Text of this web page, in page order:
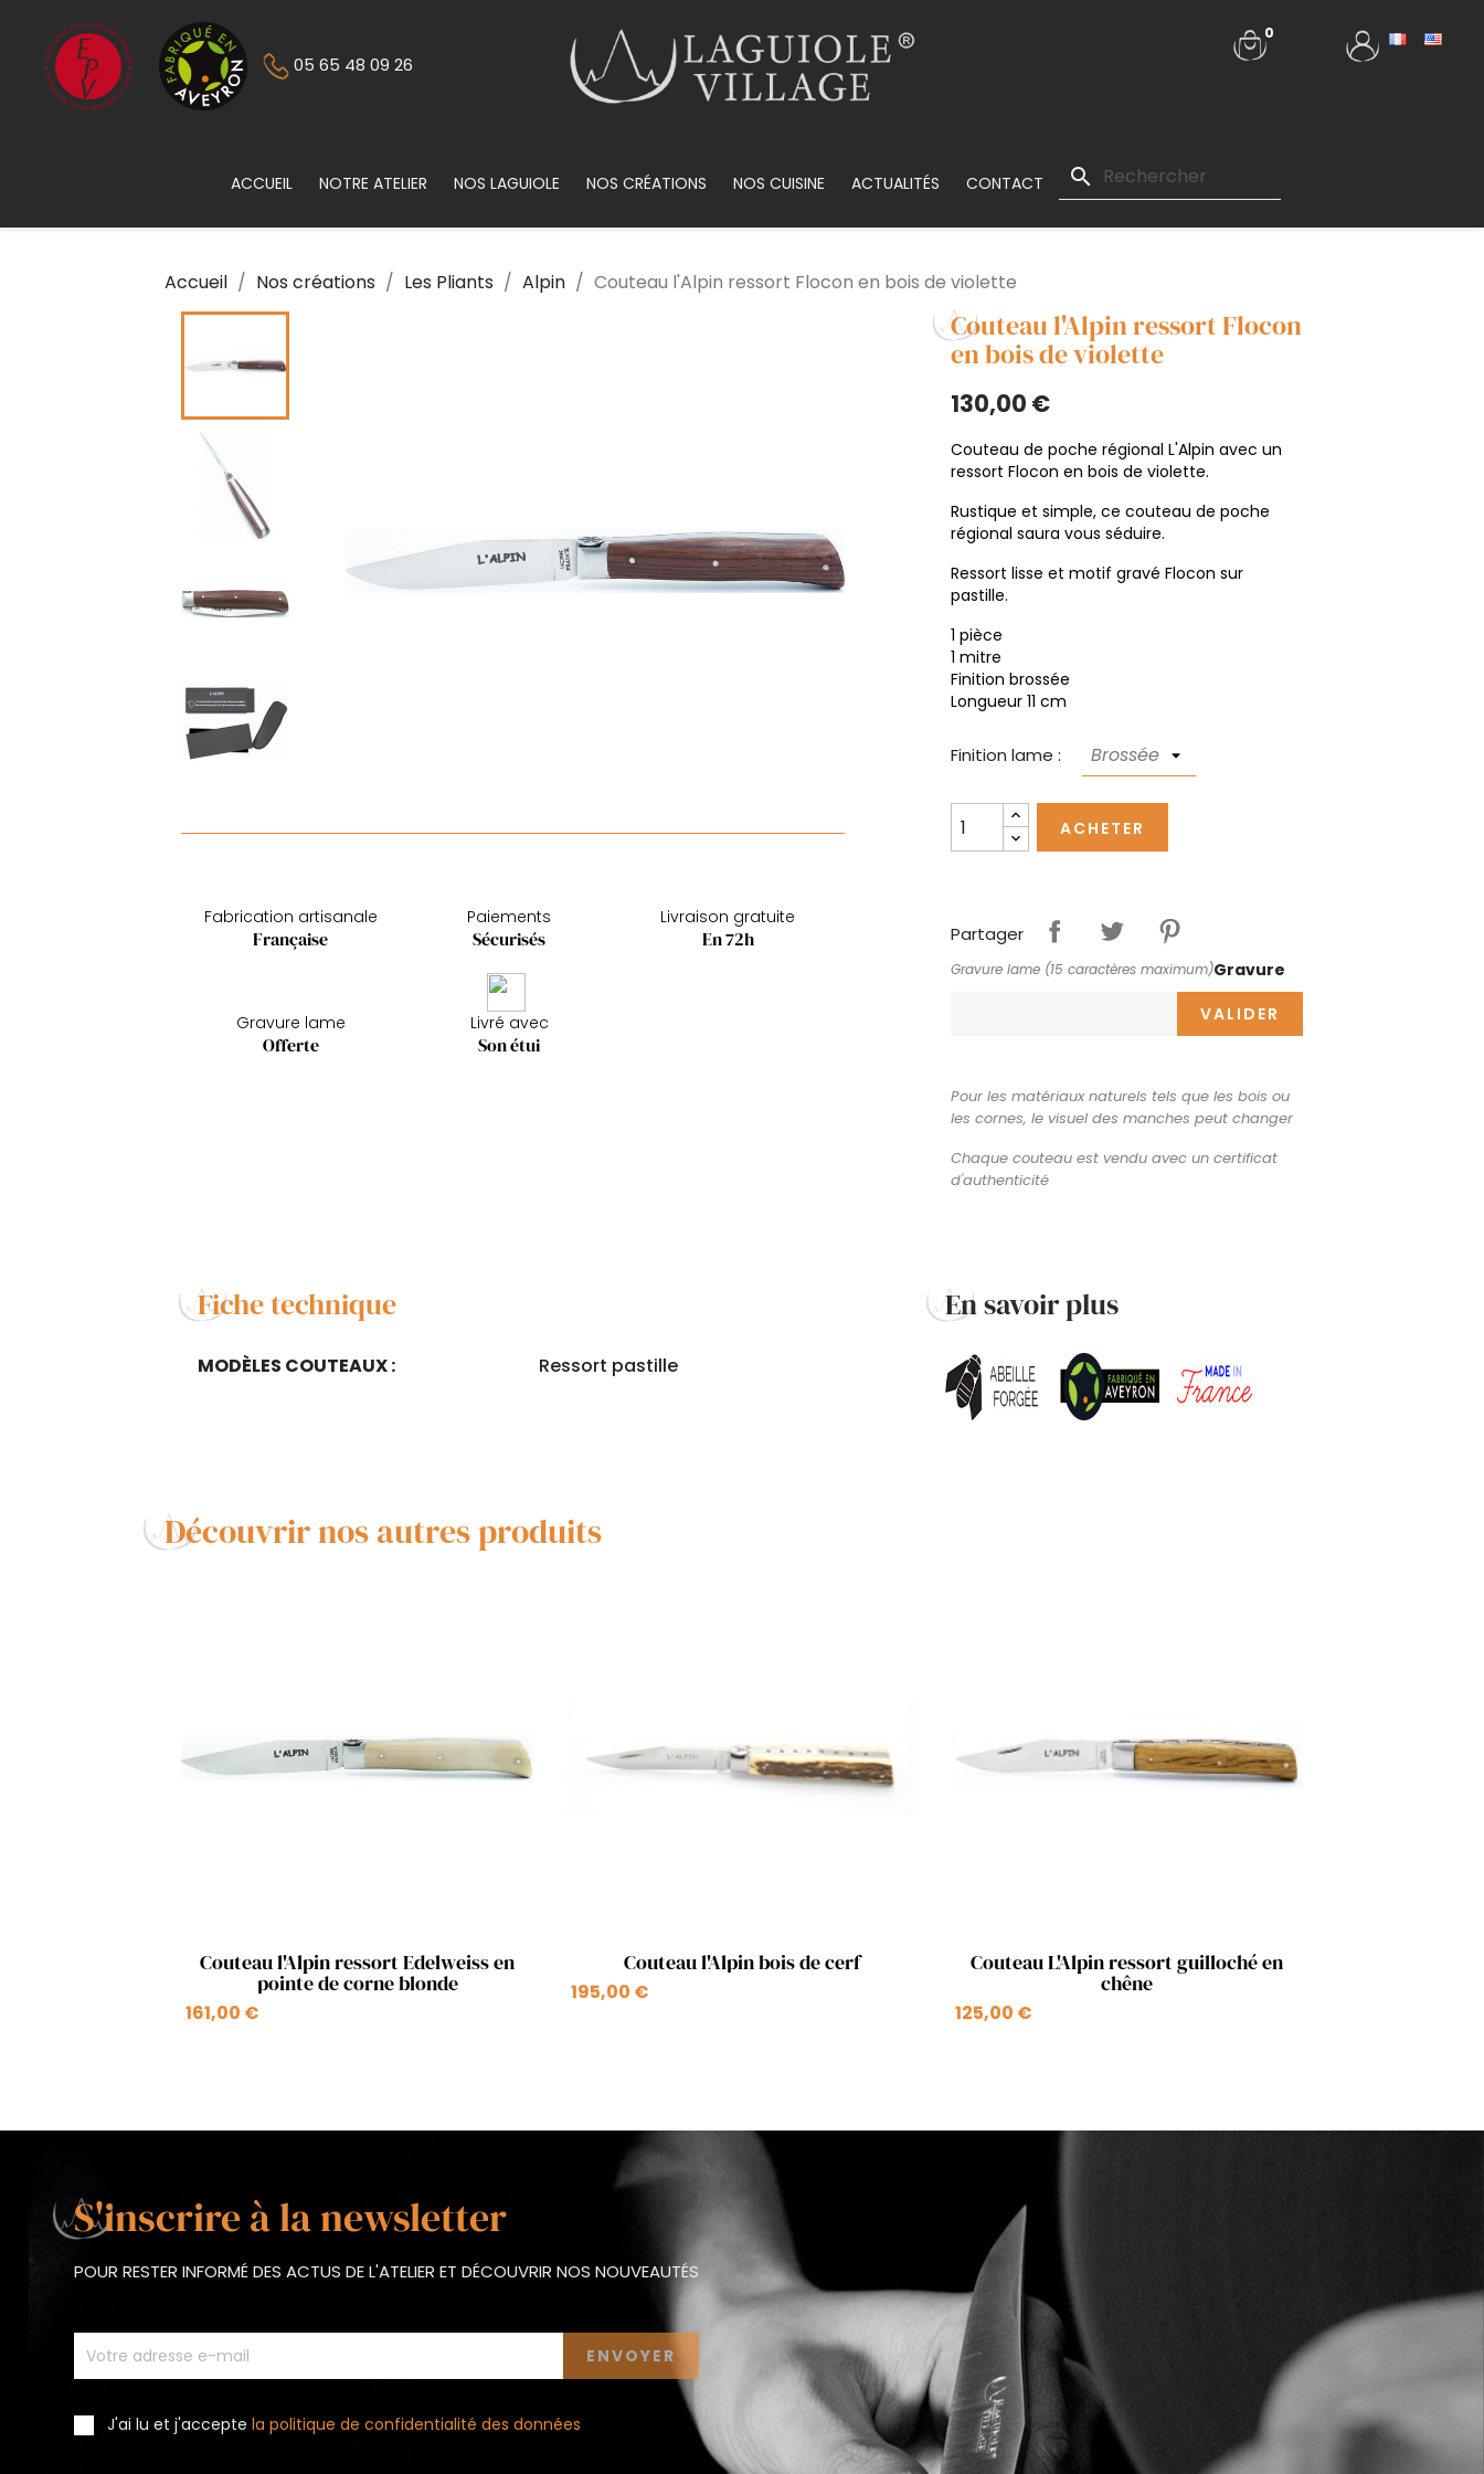
05 65 48 09 26
0
ACCUEIL NOTRE ATELIER NOS LAGUIOLE NOS CRÉATIONS NOS CUISINE ACTUALITÉS CONTACT search
Accueil Nos créations Les Pliants Alpin Couteau l'Alpin ressort Flocon en bois de violette
Fabrication artisanale
Française
Paiements
Sécurisés
Livraison gratuite
En 72h
Gravure lame
Offerte
Livré avec
Son étui
Couteau l'Alpin ressort Flocon
en bois de violette
130,00 €
Couteau de poche régional L'Alpin avec un
ressort Flocon en bois de violette.
Rustique et simple, ce couteau de poche
régional saura vous séduire.
Ressort lisse et motif gravé Flocon sur
pastille.
1 pièce
1 mitre
Finition brossée
Longueur 11 cm
Finition lame :
ACHETER
Partager
Gravure
Gravure lame (15 caractères maximum)
VALIDER
Pour les matériaux naturels tels que les bois ou
les cornes, le visuel des manches peut changer
Chaque couteau est vendu avec un certificat
d'authenticité
Fiche technique
MODÈLES COUTEAUX : Ressort pastille
En savoir plus
Découvrir nos autres produits
Aperçu rapide
Couteau l'Alpin ressort Edelweiss en
pointe de corne blonde
161,00 €
Aperçu rapide
Couteau l'Alpin bois de cerf
195,00 €
Aperçu rapide
Couteau L'Alpin ressort guilloché en
chêne
125,00 €
S'inscrire à la newsletter
POUR RESTER INFORMÉ DES ACTUS DE L'ATELIER ET DÉCOUVRIR NOS NOUVEAUTÉS
J'ai lu et j'acceptela politique de confidentialité des données